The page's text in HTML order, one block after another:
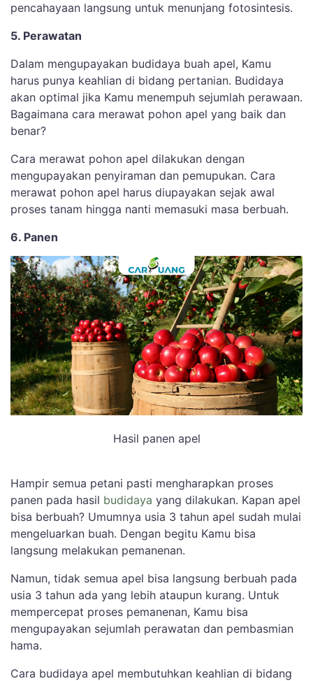
pencahayaan langsung untuk menunjang fotosintesis.
5. Perawatan
Dalam mengupayakan budidaya buah apel, Kamu
harus punya keahlian di bidang pertanian. Budidaya
akan optimal jika Kamu menempuh sejumlah perawaan.
Bagaimana cara merawat pohon apel yang baik dan
benar?
Cara merawat pohon apel dilakukan dengan
mengupayakan penyiraman dan pemupukan. Cara
merawat pohon apel harus diupayakan sejak awal
proses tanam hingga nanti memasuki masa berbuah.
6. Panen
Hasil panen apel
Hampir semua petani pasti mengharapkan proses
panen pada hasil budidaya yang dilakukan. Kapan apel
bisa berbuah? Umumnya usia 3 tahun apel sudah mulai
mengeluarkan buah. Dengan begitu Kamu bisa
langsung melakukan pemanenan.
Namun, tidak semua apel bisa langsung berbuah pada
usia 3 tahun ada yang lebih ataupun kurang. Untuk
mempercepat proses pemanenan, Kamu bisa
mengupayakan sejumlah perawatan dan pembasmian
hama.
Cara budidaya apel membutuhkan keahlian di bidang